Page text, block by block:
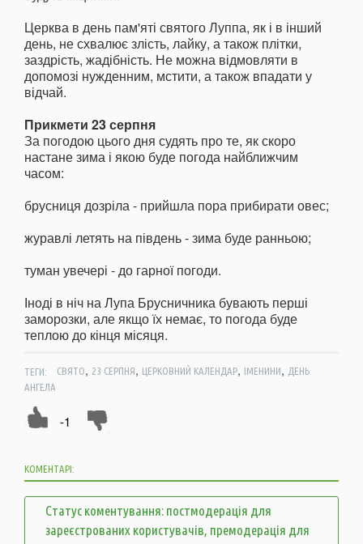
Церква в день пам'яті святого Луппа, як і в інший
день, не схвалює злість, лайку, а також плітки,
заздрість, жадібність. Не можна відмовляти в
допомозі нужденним, мстити, а також впадати у
відчай.
Прикмети 23 серпня
За погодою цього дня судять про те, як скоро
настане зима і якою буде погода найближчим
часом:
брусниця дозріла - прийшла пора прибирати овес;
журавлі летять на південь - зима буде ранньою;
туман увечері - до гарної погоди.
Іноді в ніч на Лупа Брусничника бувають перші
заморозки, але якщо їх немає, то погода буде
теплою до кінця місяця.
ТЕГИ: СВЯТО, 23 СЕРПНЯ, ЦЕРКОВНИЙ КАЛЕНДАР, ІМЕНИНИ, ДЕНЬ
АНГЕЛА
-1
КОМЕНТАРІ:
Статус коментування: постмодерація для
зареєстрованих користувачів, премодерація для